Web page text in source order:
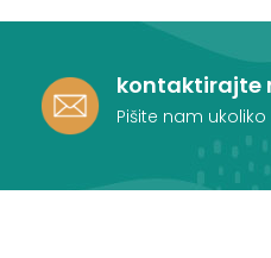
kontaktirajte
Pišite nam